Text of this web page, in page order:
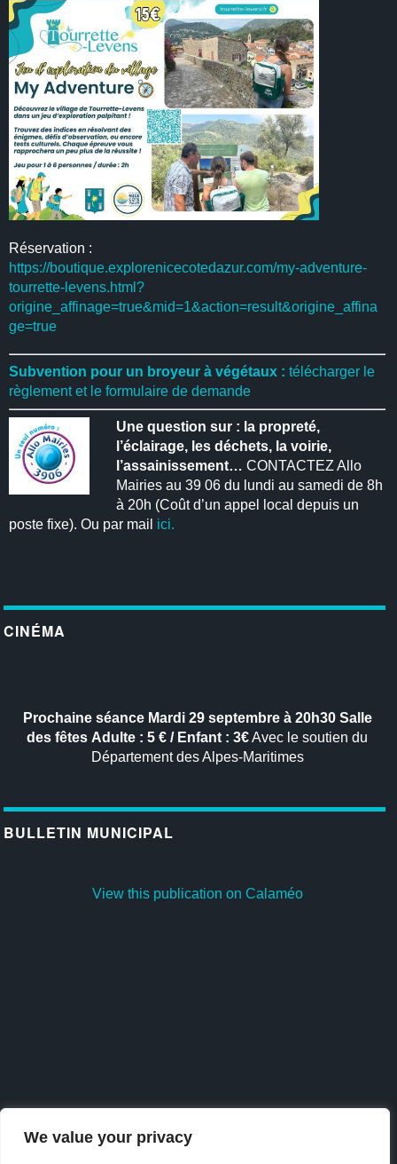
We value your privacy
Réservation :
https://boutique.explorenicecotedazur.com/my-adventure-
tourrette-levens.html?
origine_affinage=true&mid=1&action=result&origine_affina
ge=true
Subvention pour un broyeur à végétaux : télécharger le
règlement et le formulaire de demande
Une question sur : la propreté,
l’éclairage, les déchets, la voirie,
l’assainissement… CONTACTEZ Allo
Mairies au 39 06 du lundi au samedi de 8h
à 20h (Coût d’un appel local depuis un
poste fixe). Ou par mail ici.
CINÉMA
Prochaine séanceMardi 29 septembre à 20h30 Salle
des fêtes Adulte : 5 € / Enfant : 3€Avec le soutien du
Département des Alpes-Maritimes
BULLETIN MUNICIPAL
View this publication on Calaméo